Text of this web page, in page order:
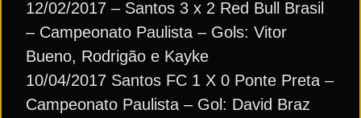
12/02/2017 – Santos 3 x 2 Red Bull Brasil
– Campeonato Paulista – Gols: Vitor
Bueno, Rodrigão e Kayke
10/04/2017 Santos FC 1 X 0 Ponte Preta –
Campeonato Paulista – Gol: David Braz